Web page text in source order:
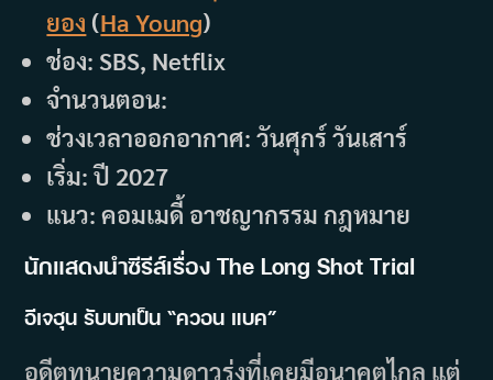
ยอง (Ha Young)
ช่อง: SBS, Netflix
จำนวนตอน:
ช่วงเวลาออกอากาศ: วันศุกร์ วันเสาร์
เริ่ม: ปี 2027
แนว: คอมเมดี้ อาชญากรรม กฎหมาย
นักแสดงนำซีรีส์เรื่อง The Long Shot Trial
อีเจฮุน รับบทเป็น “ควอน แบค”
อดีตทนายความดาวรุ่งที่เคยมีอนาคตไกล แต่